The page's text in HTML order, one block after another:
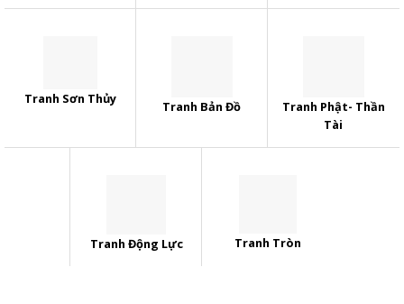
Tranh Sơn Thủy
Tranh Bản Đồ
Tranh Phật- Thần
Tài
Tranh Động Lực Tranh Tròn